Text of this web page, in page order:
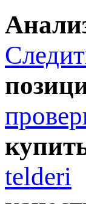
telderi